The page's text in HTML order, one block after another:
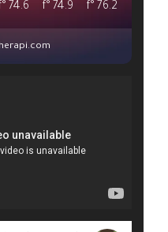
74.6
°f 74.9
°f 76.2
°f